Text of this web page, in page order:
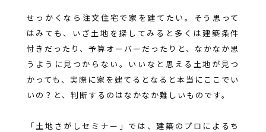
せっかくなら注文住宅で家を建てたい。そう思って
はみても、いざ土地を探してみると多くは建築条件
付きだったり、予算オーバーだったりと、なかなか思
うように見つからない。いいなと思える土地が見つ
かっても、実際に家を建てるとなると本当にここでい
いの？と、判断するのはなかなか難しいものです。
「土地さがしセミナー」では、建築のプロによるち